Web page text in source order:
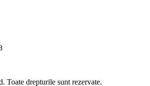
Toate drepturile sunt rezervate.